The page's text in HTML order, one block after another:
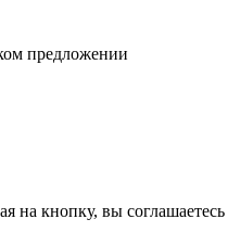
предложении
на кнопку, вы соглашаетесь